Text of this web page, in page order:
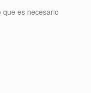
que es necesario